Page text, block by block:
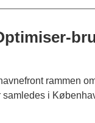
rammen
i